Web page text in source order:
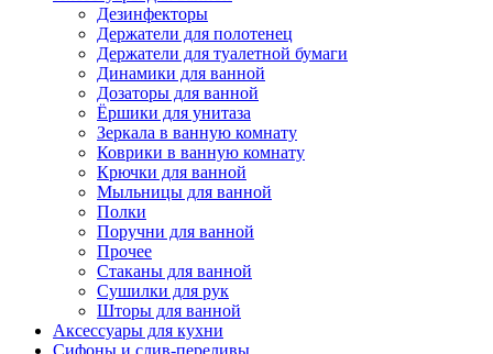
Дезинфекторы
Держатели для полотенец
Держатели для туалетной бумаги
Динамики для ванной
Дозаторы для ванной
Ёршики для унитаза
Зеркала в ванную комнату
Коврики в ванную комнату
Крючки для ванной
Мыльницы для ванной
Полки
Поручни для ванной
Прочее
Стаканы для ванной
Сушилки для рук
Шторы для ванной
Аксессуары для кухни
Сифоны и слив-переливы